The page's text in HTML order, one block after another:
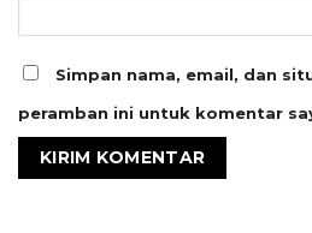
Simpan nama, email, dan
peramban ini untuk komentar